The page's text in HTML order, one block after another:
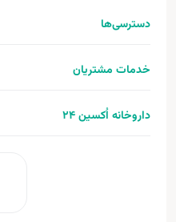
دسترسی‌ها
خدمات مشتریان
داروخانه اُکسین 24